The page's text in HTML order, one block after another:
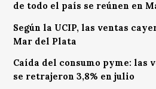
de todo el país se reúnen en
Según la UCIP, las ventas
Mar del Plata
Caída del consumo pyme: las
se retrajeron 3,8% en julio